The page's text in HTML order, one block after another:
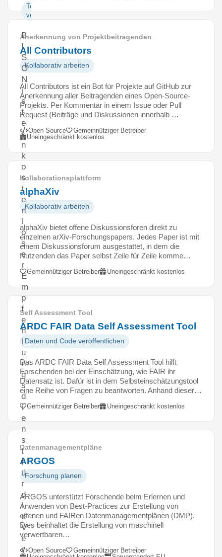
Texte
veröffentlichen
B
!
S
O
N
i
s
t
e
i
n
k
o
s
t
e
n
l
o
s
e
r
E
m
p
f
e
h
l
u
n
g
s
d
i
e
n
s
t
f
ü
r
d
i
e
V
e
r
Anerkennung von Projektbeitragenden
All Contributors
Kollaborativ arbeiten
All Contributors ist ein Bot für Projekte auf GitHub zur
Anerkennung aller Beitragenden eines Open-Source-
Projekts. Per Kommentar in einem Issue oder Pull
Request (Beiträge und Diskussionen innerhalb …
Open Source
Gemeinnütziger Betreiber
Uneingeschränkt kostenlos
Kollaborationsplattform
alphaXiv
Kollaborativ arbeiten
alphaXiv bietet offene Diskussionsforen direkt zu
einzelnen arXiv-Forschungspapers. Jedes Paper ist mit
einem Diskussionsforum ausgestattet, in dem die
Nutzenden das Paper selbst Zeile für Zeile komme…
Gemeinnütziger Betreiber Uneingeschränkt kostenlos
Self Assessment Tool
ARDC FAIR Data Self Assessment Tool
Daten und Code veröffentlichen
Das ARDC FAIR Data Self Assessment Tool hilft
Forschenden bei der Einschätzung, wie FAIR ihr
Datensatz ist. Dafür ist in dem Selbsteinschätzungstool
eine Reihe von Fragen zu beantworten. Anhand dieser…
Gemeinnütziger Betreiber Uneingeschränkt kostenlos
Datenmanagementpläne
ARGOS
Forschung planen
ARGOS unterstützt Forschende beim Erlernen und
Anwenden von Best-Practices zur Erstellung von
offenen und FAIRen Datenmanagementplänen (DMP).
Dies beinhaltet die Erstellung von maschinell
verwertbaren…
Open Source
Gemeinnütziger Betreiber